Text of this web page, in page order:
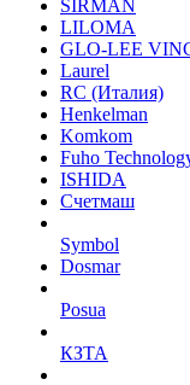
SIRMAN
LILOMA
GLO-LEE
Laurel
RC (Италия)
Henkelman
Komkom
Fuho
ISHIDA
Счетмаш
Symbol
Dosmar
Posua
КЗТА